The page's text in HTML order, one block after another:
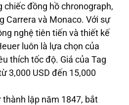
chiếc đồng hồ chronograph,
Carrera và Monaco. Với sự
nghệ tiên tiến và thiết kế
luôn là lựa chọn của
thích tốc độ. Giá của Tag
3,000 USD đến 15,000
thành lập năm 1847, bắt